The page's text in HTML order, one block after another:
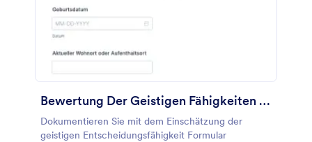
Bewertung Der Geistigen Fähigkeiten Fragebogen
Dokumentieren Sie mit dem Einschätzung der
geistigen Entscheidungsfähigkeit Formular